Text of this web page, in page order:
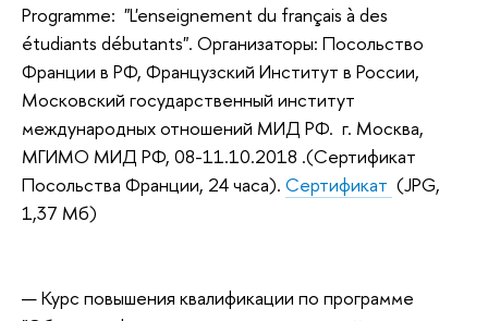
Programme: "L'enseignement du français à des
étudiants débutants". Организаторы: Посольство
Франции в РФ, Французский Институт в России,
Московский государственный институт
международных отношений МИД РФ. г. Москва,
МГИМО МИД РФ, 08-11.10.2018 .(Сертификат
Посольства Франции, 24 часа). Сертификат (JPG,
1,37 Мб)
Курс повышения квалификации по программе